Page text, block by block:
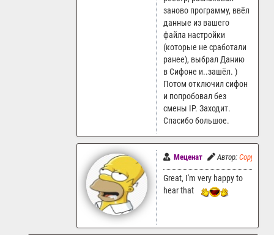
заново программу, ввёл
данные из вашего
файла настройки
(которые не сработали
ранее), выбрал Данию
в Сифоне и..зашёл. )
Потом отключил сифон
и попробовал без
смены IP. Заходит.
Спасибо большое.
Меценат Автор: Copyman
Great, I'm very happy to
hear that